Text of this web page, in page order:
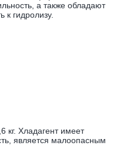
а также обладают
к гидролизу.
Хладагент имеет
является малоопасным